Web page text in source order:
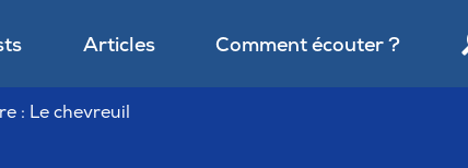
Articles Comment écouter ?
: Le chevreuil